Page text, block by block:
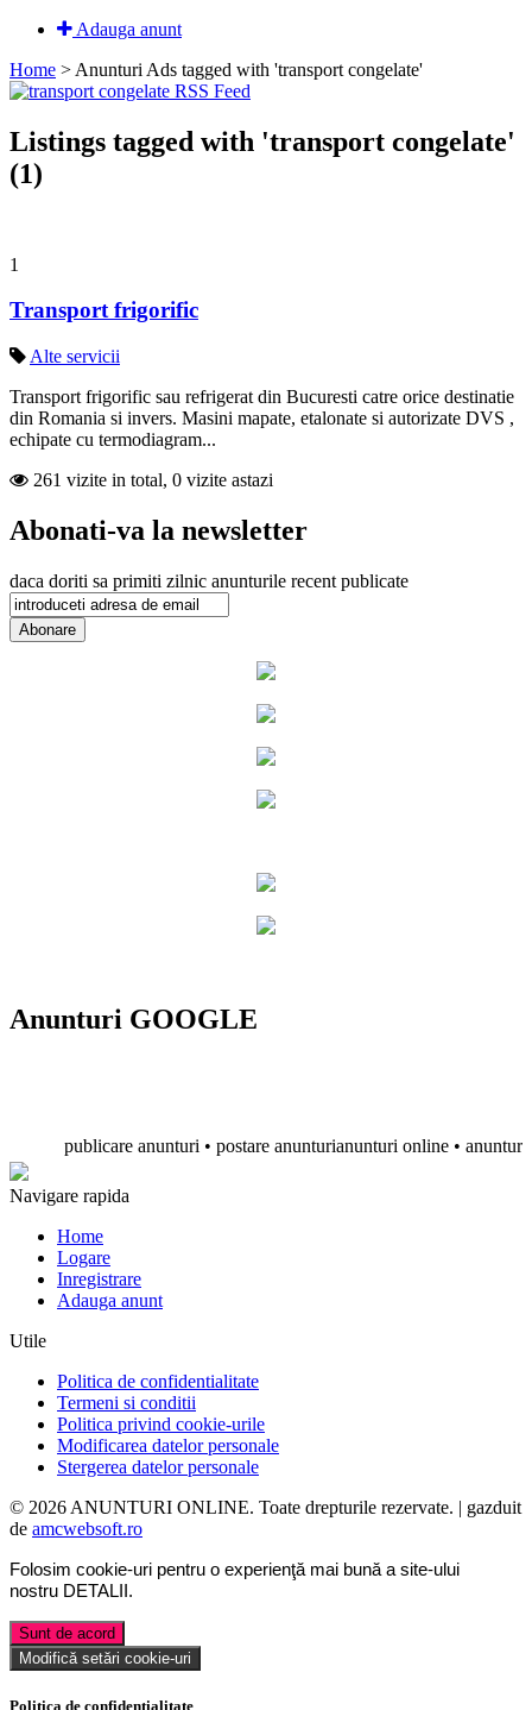
Adauga anunt
Home > Anunturi Ads tagged with 'transport congelate'
Listings tagged with 'transport congelate'
(1)
1
Transport frigorific
Alte servicii
Transport frigorific sau refrigerat din Bucuresti catre orice destinatie
din Romania si invers. Masini mapate, etalonate si autorizate DVS ,
echipate cu termodiagram...
261 vizite in total, 0 vizite astazi
Abonati-va la newsletter
daca doriti sa primiti zilnic anunturile recent publicate
Anunturi GOOGLE
publicare anunturi • postare anunturianunturi online • anunturi
Navigare rapida
Home
Logare
Inregistrare
Adauga anunt
Utile
Politica de confidentialitate
Termeni si conditii
Politica privind cookie-urile
Modificarea datelor personale
Stergerea datelor personale
© 2026 ANUNTURI ONLINE. Toate drepturile rezervate. | gazduit
de amcwebsoft.ro
Folosim cookie-uri pentru o experienţă mai bună a site-ului
nostru DETALII .
Sunt de acord
Modifică setări cookie-uri
Politica de confidentialitate